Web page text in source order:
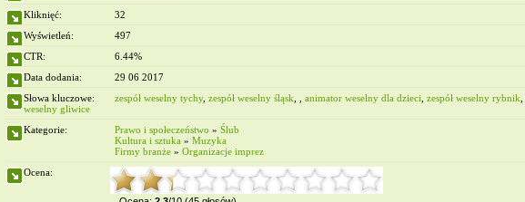
Kliknięć:
32
Wyświetleń:
497
CTR:
6.44%
Data dodania:
29 06 2017
Słowa kluczowe:
zespół weselny tychy, zespół weselny śląsk animator weselny dla dzieci zespół weselny rybnik
weselny gliwice
Kategorie:
Prawo i społeczeństwo » Ślub
Kultura i sztuka » Muzyka
Firmy branże » Organizacje imprez
Ocena: